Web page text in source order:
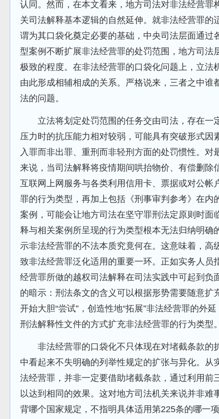
认同。然而，在本文看来，地方司法对非法经营罪
关司法解释基本逻辑的自然延伸。就非法经营罪的
谓为其口袋化奠定必要的基础，中央司法层面通过
型案例不断扩展非法经营罪的处罚范围，地方司法
极致的程度。在非法经营罪的口袋化问题上，立法
由此形成相辅相成的关系。严格说来，三者之中谁
法的问题。
立法将划定处罚范围的任务交由司法，存在一
压力时的抗压能力相对较弱，可能具有突破形式因
入罪而非出罪、重刑而非轻刑方面的处罚惯性。对
来说，当司法解释将疫情期间哄抬物价、有偿删除
互联网上网服务与各类利用信用卡、票据或对公帐
罪的行为类型，再加上包括《刑事审判参考》在内
案例，可能会让地方司法在坚守罪刑法定原则时面
释与相关案例所呈现的行为类型根本无法归纳明确
示非法经营罪的不法本质究竟何在。这意味着，高
致非法经营罪泛化适用的重要一环。正如实务人员
经营罪所做的越权司法解释在司法实践中可起到负
的暗示：刑法条文的含义可以根据形势需要随意扩
开始大胆“尝试”，创造性地“拓展”非法经营罪的外
刑法解释性文件的方式扩充非法经营罪的行为类型
非法经营罪的口袋化不只体现在对堵截条款的
中看起来不失明确的列举性规定的扩张与异化。从
法经营罪，并非一定要借助堵截条款，通过利用前
以达到相同的效果。这对地方司法机关来说并非难
背哪个国家规定，不指明具体适用第225条的哪一